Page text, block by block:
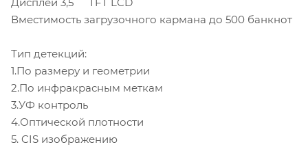
Вместимость загрузочного кармана до 500 банкнот
Тип детекций:
1.По размеру и геометрии
2.По инфракрасным меткам
3.УФ контроль
4.Оптической плотности
5. CIS изображению